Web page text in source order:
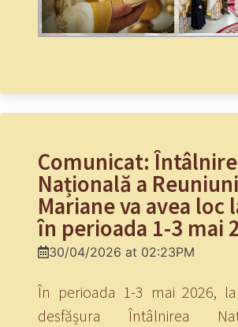
Comunicat:
Națională a
Mariane va avea loc
în perioada 1-3 mai
30/04/2026 at 02:23PM
În perioada 1-3 mai 2026,
desfășura Întâlnirea